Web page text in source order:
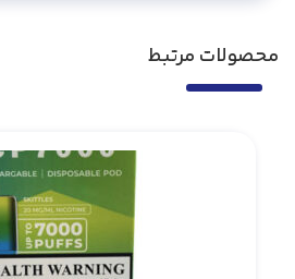
محصولات مرتبط